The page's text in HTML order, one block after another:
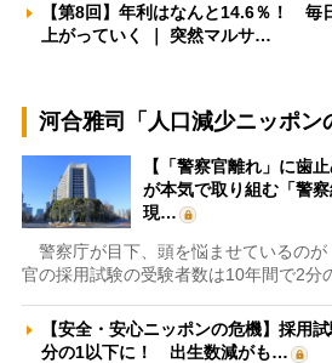
【第8回】年利はなんと14.6％！ 毎
上がっていく ｜ 突然マルサ…
河合雅司「人口減少ニッポン
【「警察官離れ」に歯
が本気で取り組む「警
現…
警察庁が目下、頭を悩ませているのが
官の採用試験の受験者数は10年間で2分
【安全・安心ニッポンの危機】採用
分の1以下に！ 出生数減がも…